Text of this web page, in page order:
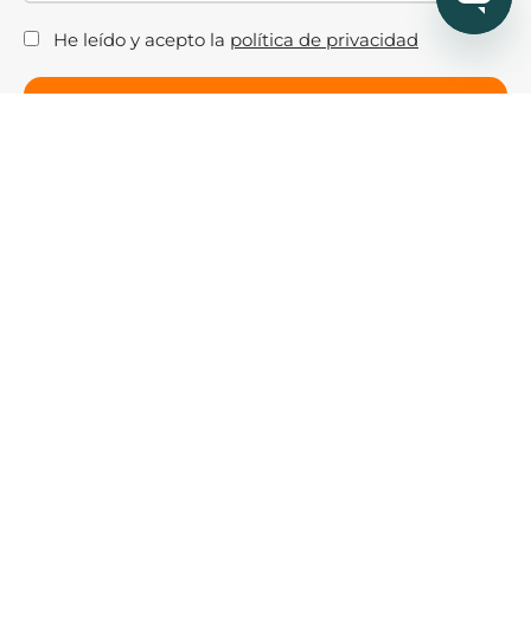
He leído y acepto la política de privacidad